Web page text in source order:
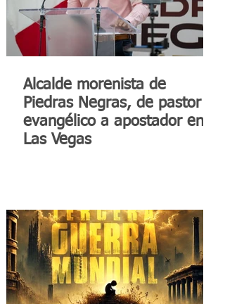
Alcalde morenista de
Piedras Negras, de pastor
evangélico a apostador en
Las Vegas